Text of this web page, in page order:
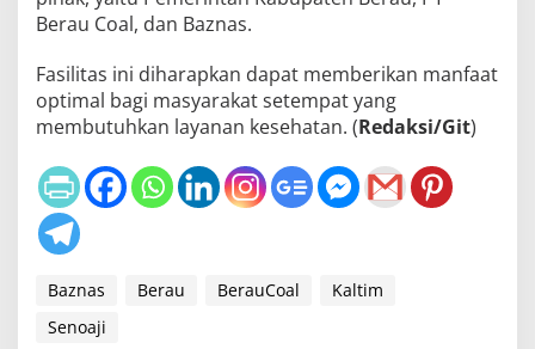
Berau Coal, dan Baznas.
Fasilitas ini diharapkan dapat memberikan manfaat
optimal bagi masyarakat setempat yang
membutuhkan layanan kesehatan. (Redaksi/Git)
Baznas Berau BerauCoal
Kaltim
Senoaji